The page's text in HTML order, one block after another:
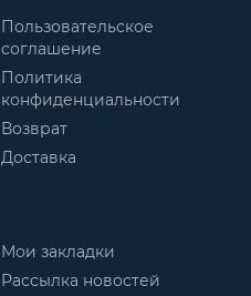
Пользовательское
соглашение
Политика
конфиденциальности
Возврат
Доставка
Мои закладки
Рассылка новостей